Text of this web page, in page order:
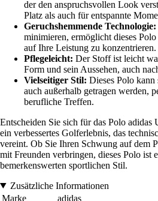
der den anspruchsvollen Look
Platz als auch für entspannte
Geruchshemmende Technologie:
minimieren, ermöglicht dieses
auf Ihre Leistung zu konzentrieren.
Pflegeleicht: Der Stoff ist leicht
Form und sein Aussehen, auch
Vielseitiger Stil: Dieses Polo
auch außerhalb getragen werden,
berufliche Treffen.
Entscheiden Sie sich für das Polo
ein verbessertes Golferlebnis, das
vereint. Ob Sie Ihren Schwung auf dem
mit Freunden verbringen, dieses Polo ist
bemerkenswerten sportlichen Stil.
Zusätzliche Informationen
Marke
adidas